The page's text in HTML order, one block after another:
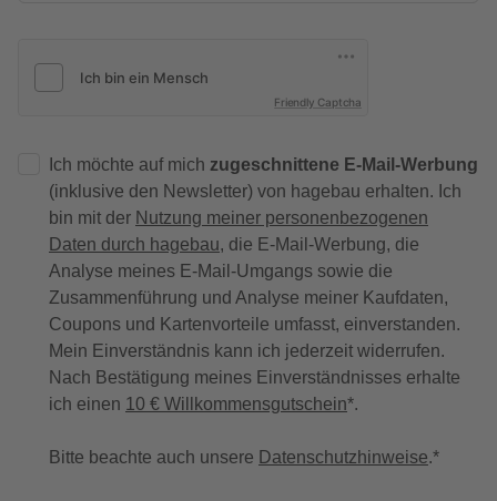
Friendly Captcha
Ich möchte auf mich zugeschnittene E-Mail-Werbung
(inklusive den Newsletter) von hagebau erhalten. Ich
bin mit der Nutzung meiner personenbezogenen
Daten durch hagebau, die E-Mail-Werbung, die
Analyse meines E-Mail-Umgangs sowie die
Zusammenführung und Analyse meiner Kaufdaten,
Coupons und Kartenvorteile umfasst, einverstanden.
Mein Einverständnis kann ich jederzeit widerrufen.
Nach Bestätigung meines Einverständnisses erhalte
ich einen 10 € Willkommensgutschein*.
Bitte beachte auch unsere Datenschutzhinweise.